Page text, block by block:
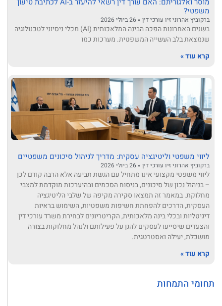
משפטי?
ברקוביץ אהרוני זיו עורכי דין
בשנים האחרונות הפכה הבינה המלאכותית (AI) מכלי ניסיוני לטכנולוגיה
שנמצאת בלב העשייה המשפטית. מערכות כמו
קרא עוד »
ליווי משפטי וליטיגציה עסקית: מדריך לניהול סיכונים משפטיים
ברקוביץ אהרוני זיו עורכי דין
ליווי משפטי מקצועי אינו מתחיל עם הגשת תביעה אלא הרבה קודם לכן
– בניהול נכון של סיכונים, בניסוח הסכמים ובהיערכות מוקדמת למצבי
מחלוקת. במאמר זה תמצאו סקירה מקיפה של שלבי הליטיגציה
העסקית, הדרכים להפחתת חשיפות משפטיות, השימוש בראיות
דיגיטליות ובכלי בינה מלאכותית, הקריטריונים לבחירת משרד עורכי דין
והצעדים שיסייעו לעסקים להגן על פעילותם ולנהל מחלוקות בצורה
מושכלת, יעילה ואסטרטגית.
קרא עוד »
תחומי התמחות